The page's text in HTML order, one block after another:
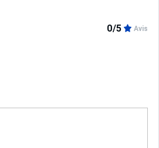
0/5 Avis